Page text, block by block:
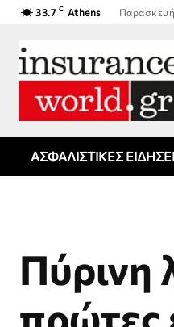
33.7 C Athens
ΑΣΦΑΛΙΣΤΙΚΕΣ
Πύρινη
πρώτες